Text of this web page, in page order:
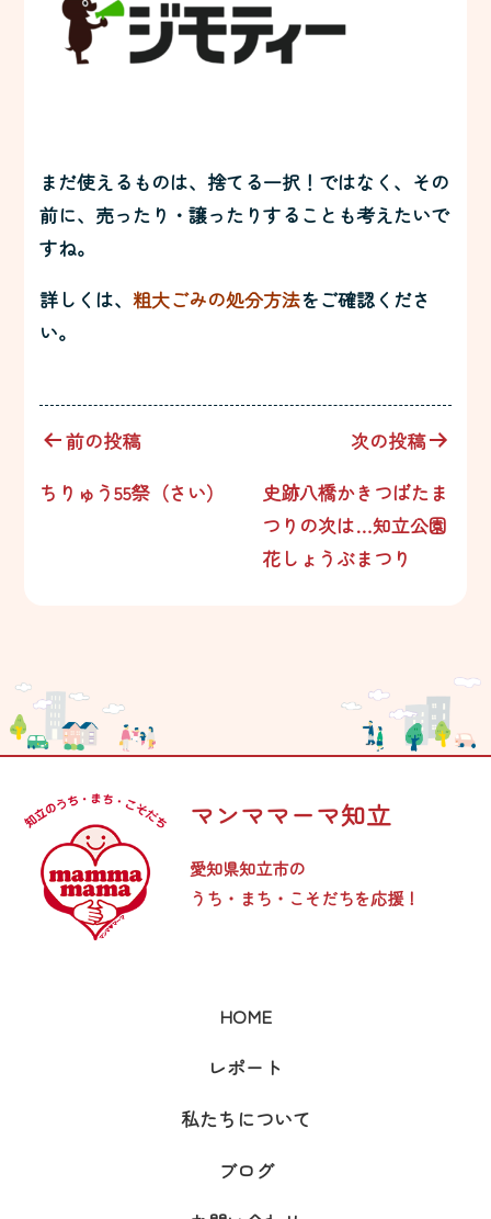
まだ使えるものは、捨てる一択！ではなく、その
前に、売ったり・譲ったりすることも考えたいで
すね。
詳しくは、粗大ごみの処分方法をご確認くださ
い。
投
稿
シ
ン
前の投稿
ちりゅう55祭（さい）
次の投稿
史跡八橋かきつばたま
つりの次は…知立公園
花しょうぶまつり
マンママーマ知立
愛知県知立市の
うち・まち・こそだちを応援！
HOME
レポート
私たちについて
ブログ